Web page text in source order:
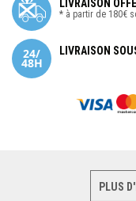
LIVRAISON
* à partir de 180€
LIVRAISON